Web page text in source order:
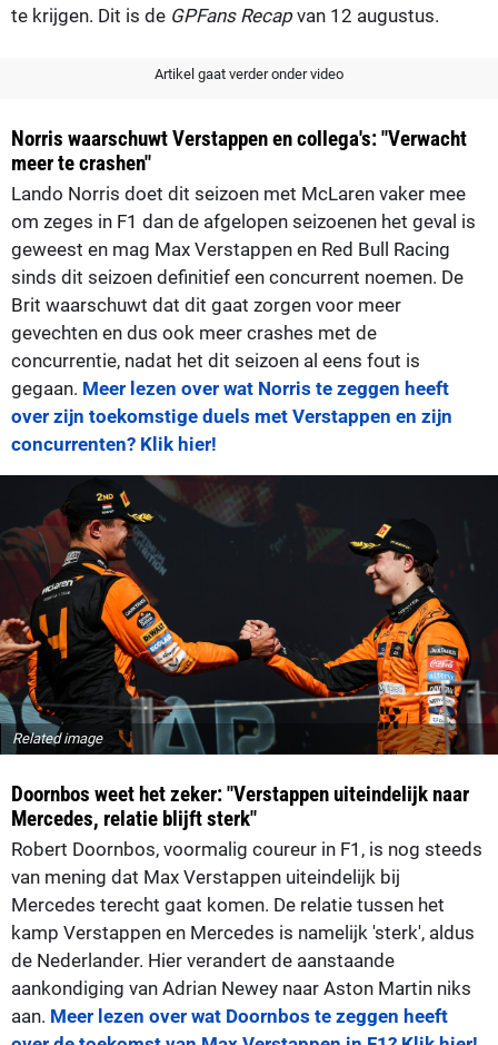
te krijgen. Dit is de GPFans Recap van 12 augustus.
Artikel gaat verder onder video
Norris waarschuwt Verstappen en collega's: "Verwacht
meer te crashen"
Lando Norris doet dit seizoen met McLaren vaker mee
om zeges in F1 dan de afgelopen seizoenen het geval is
geweest en mag Max Verstappen en Red Bull Racing
sinds dit seizoen definitief een concurrent noemen. De
Brit waarschuwt dat dit gaat zorgen voor meer
gevechten en dus ook meer crashes met de
concurrentie, nadat het dit seizoen al eens fout is
gegaan. Meer lezen over wat Norris te zeggen heeft
over zijn toekomstige duels met Verstappen en zijn
concurrenten? Klik hier!
Related image
Doornbos weet het zeker: "Verstappen uiteindelijk naar
Mercedes, relatie blijft sterk"
Robert Doornbos, voormalig coureur in F1, is nog steeds
van mening dat Max Verstappen uiteindelijk bij
Mercedes terecht gaat komen. De relatie tussen het
kamp Verstappen en Mercedes is namelijk 'sterk', aldus
de Nederlander. Hier verandert de aanstaande
aankondiging van Adrian Newey naar Aston Martin niks
aan. Meer lezen over wat Doornbos te zeggen heeft